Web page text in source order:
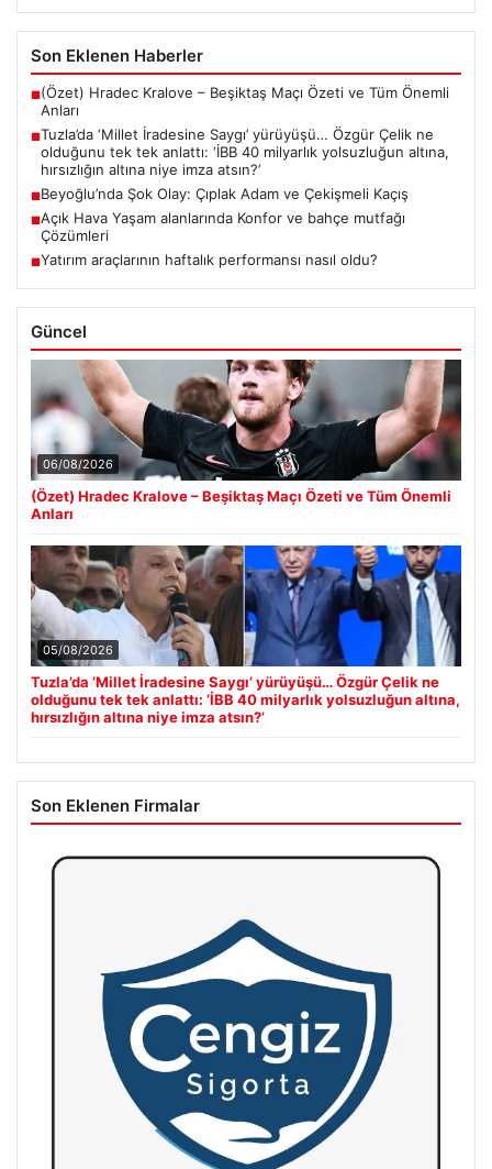
Son Eklenen Haberler
■(Özet) Hradec Kralove – Beşiktaş Maçı Özeti ve Tüm Önemli
Anları
■Tuzla’da ‘Millet İradesine Saygı’ yürüyüşü… Özgür Çelik ne
olduğunu tek tek anlattı: ‘İBB 40 milyarlık yolsuzluğun altına,
hırsızlığın altına niye imza atsın?’
■Beyoğlu’nda Şok Olay: Çıplak Adam ve Çekişmeli Kaçış
■Açık Hava Yaşam alanlarında Konfor ve bahçe mutfağı
Çözümleri
■Yatırım araçlarının haftalık performansı nasıl oldu?
Güncel
06/08/2026
(Özet) Hradec Kralove – Beşiktaş Maçı Özeti ve Tüm Önemli
Anları
05/08/2026
Tuzla’da ‘Millet İradesine Saygı’ yürüyüşü… Özgür Çelik ne
olduğunu tek tek anlattı: ‘İBB 40 milyarlık yolsuzluğun altına,
hırsızlığın altına niye imza atsın?’
Son Eklenen Firmalar